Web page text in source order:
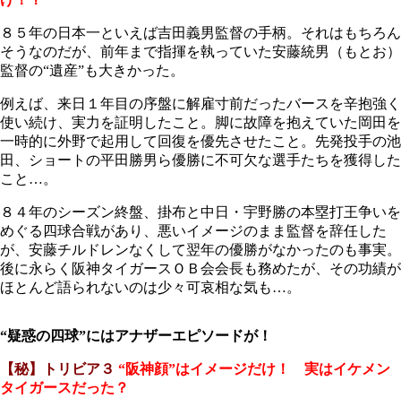
８５年の日本一といえば吉田義男監督の手柄。それはもちろん
そうなのだが、前年まで指揮を執っていた安藤統男（もとお）
監督の“遺産”も大きかった。
例えば、来日１年目の序盤に解雇寸前だったバースを辛抱強く
使い続け、実力を証明したこと。脚に故障を抱えていた岡田を
一時的に外野で起用して回復を優先させたこと。先発投手の池
田、ショートの平田勝男ら優勝に不可欠な選手たちを獲得した
こと…。
８４年のシーズン終盤、掛布と中日・宇野勝の本塁打王争いを
めぐる四球合戦があり、悪いイメージのまま監督を辞任した
が、安藤チルドレンなくして翌年の優勝がなかったのも事実。
後に永らく阪神タイガースＯＢ会会長も務めたが、その功績が
ほとんど語られないのは少々可哀相な気も…。
“疑惑の四球”にはアナザーエピソードが！
【秘】トリビア３ “阪神顔”はイメージだけ！ 実はイケメン
タイガースだった？